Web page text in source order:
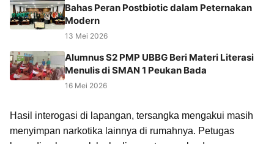
Bahas Peran Postbiotic dalam Peternakan
Modern
13 Mei 2026
Alumnus S2 PMP UBBG Beri Materi Literasi
Menulis di SMAN 1 Peukan Bada
16 Mei 2026
Hasil interogasi di lapangan, tersangka mengakui masih
menyimpan narkotika lainnya di rumahnya. Petugas